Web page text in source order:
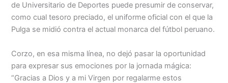
de Universitario de Deportes puede presumir de conservar,
como cual tesoro preciado, el uniforme oficial con el que la
Pulga se midió contra el actual monarca del fútbol peruano.
Corzo, en esa misma línea, no dejó pasar la oportunidad
para expresar sus emociones por la jornada mágica:
“Gracias a Dios y a mi Virgen por regalarme estos